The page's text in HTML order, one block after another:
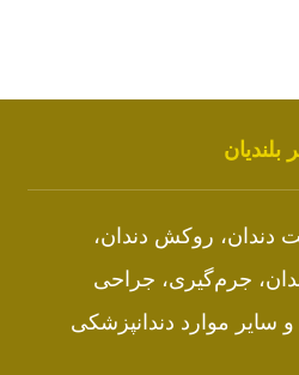
بلندیان
دندان، روکش دندان،
جرم‌گیری، جراحی
سایر موارد دندانپزشکی